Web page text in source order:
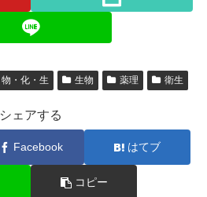
物・化・生 生物 薬理 衛生
シェアする
Facebook はてブ
コピー